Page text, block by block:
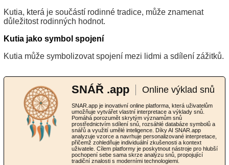
Kutia, která je součástí rodinné tradice, může znamenat
důležitost rodinných hodnot.
Kutia jako symbol spojení
Kutia může symbolizovat spojení mezi lidmi a sdílení zážitků.
SNÁŘ .app Online výklad snů
SNAR.app je inovativní online platforma, která uživatelům
umožňuje vytvářet vlastní interpretace a výklady snů.
Pomáhá porozumět skrytým významům snů
prostřednictvím sdílení snů, rozsáhlé databáze symbolů a
snářů a využití umělé inteligence. Díky AI SNAR.app
analyzuje vzorce a navrhuje personalizované interpretace,
přičemž zohledňuje individuální zkušenosti a kontext
uživatele. Cílem platformy je poskytnout nástroje pro hlubší
pochopení sebe sama skrze analýzu snů, propojující
tradiční znalosti s moderními technologiemi.